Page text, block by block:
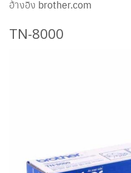
อ้างอิง brother.com
TN-8000